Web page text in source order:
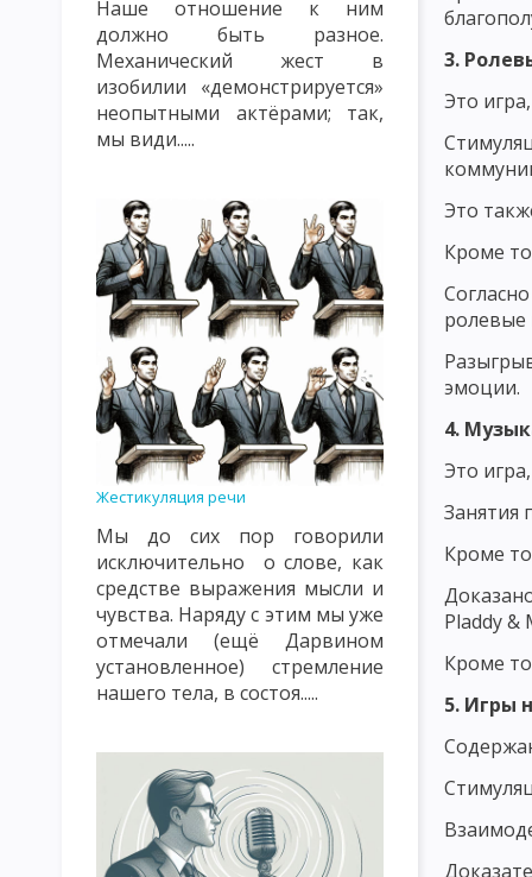
ТЕОРИЯ ВОСПИТАНИЯ КАК НАУЧНАЯ И УЧЕБНАЯ ДИСЦИПЛИНА
ФУНКЦИИ ТЕОРИИ ВОСПИТАНИЯ СУТЬ ПРОЦЕССА
КЛАССИФИКАЦИЯ МЕТОДОВ ВОСПИТАНИЯ. ВОСПИТАННИКИ
ЦЕЛЬ И ЭМОЦИОНАЛЬНО-МОТИВАЦИОННЫЙ КОМПОНЕНТ
КОНТРОЛЬНО-РЕГУЛИРОВОЧНЫЙ КОМПОНЕНТ УЧЕБНОГО
ЗАКОНЫ ВОСПИТАНИЯ И ИХ ХАРАКТЕРИСТИКА
ХАРАКТЕРИСТИКА ПРИНЦИПОВ ВОСПИТАНИЯ
ПРИНЦИП ОБЩЕСТВЕННОЙ НАПРАВЛЕННОСТИ, СВЯЗИ С
ПРИНЦИП СУБЪЕКТ-СУБЪЕКТНЫЙ ХАРАКТЕР
ПРИНЦИП НАСТУПАТЕЛЬНОСТИ И АКТИВНОСТИ,
ПРИНЦИП ГУМАНИЗМА И ДЕМОКРАТИЗМА, ВЫСОКОЙ
ПРИНЦИПЫ, КАСАЮЩИЕСЯ СУБЪЕКТОВ ВОСПИТАНИЯ И
СОДЕРЖАНИЕ ВОСПИТАНИЯ КАК ПЕДАГОГИЧЕСКАЯ ПРОБЛЕМА
ОСНОВНАЯ ЦЕЛЬ И ЗАДАЧИ НАЦИОНАЛЬНОГО ВОСПИТАНИЯ
ПОНЯТИЕ О МЕТОДАХ ВОСПИТАНИЯ КЛАССИФИКАЦИЯ
ОСНОВНЫЕ ВОСПИТАТЕЛЬНЫЕ ФУНКЦИИ УЧЕБНОЙ СРЕДЫ
ЭТАПЫ И ПРИНЦИПЫ САМОВОСПИТАНИЯ МЕТОДЫ
ОСНОВЫ ПЕДАГОГИЧЕСКОГО МАСТЕРСТВА РАЗМЕЩЕНИЕ
Наше отношение к ним
должно быть разное.
Механический жест в
изобилии «демонстрируется»
неопытными актёрами; так,
мы види.....
Жестикуляция речи
Мы до сих пор говорили
исключительно о слове, как
средстве выражения мысли и
чувства. Наряду с этим мы уже
отмечали (ещё Дарвином
установленное) стремление
нашего тела, в состоя.....
3.
Это
Это
Кроме
эмоции.
4.
Это
Занятия
Кроме
Pladdy &
Кроме
5. Игры